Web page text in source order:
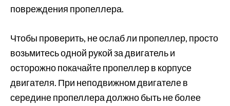
повреждения пропеллера.
Чтобы проверить, не ослаб ли пропеллер, просто
возьмитесь одной рукой за двигатель и
осторожно покачайте пропеллер в корпусе
двигателя. При неподвижном двигателе в
середине пропеллера должно быть не более